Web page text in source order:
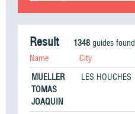
Result 1348 guides found
Name
City
MUELLER
TOMAS
JOAQUIN
LES HOUCHES